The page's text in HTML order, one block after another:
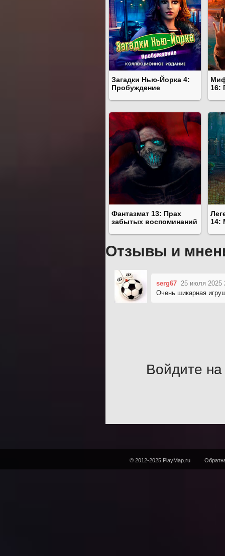
Загадки Нью-Йорка 4:
Пробуждение
16:
Фантазмат 13: Прах
забытых воспоминаний
14:
Отзывы и
serg67 25 июля 2025
Очень шикарная
Войдите на
© 2012-2025 PlayMap.ru